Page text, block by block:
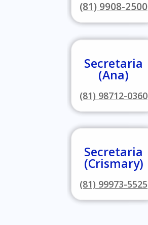
(81) 9908-2500
Secretaria
(Ana)
(81) 98712-0360
Secretaria
(Crismary)
(81) 99973-5525